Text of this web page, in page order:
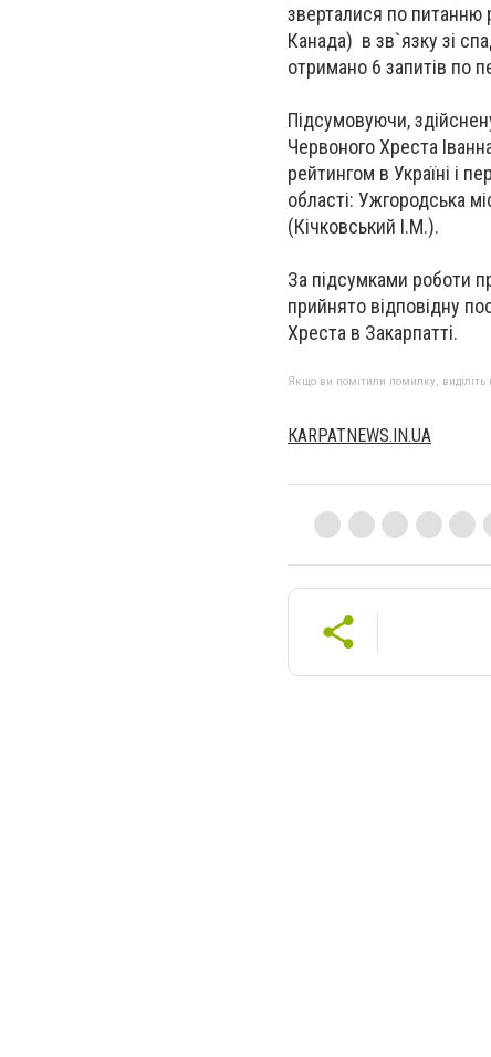
зверталися по питанню
Канада) в зв`язку зі
отримано 6 запитів по
Підсумовуючи,
Червоного Хреста
рейтингом в Україні і
області: Ужгородська
(Кічковський І.М.).
За підсумками роботи
прийнято відповідну
Хреста в Закарпатті.
Якщо ви помітили помилку, виділіть
КARPATNEWS.IN.UA